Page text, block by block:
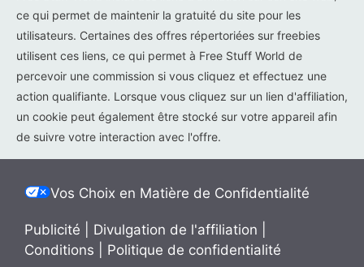
ce qui permet de maintenir la gratuité du site pour les
utilisateurs. Certaines des offres répertoriées sur freebies
utilisent ces liens, ce qui permet à Free Stuff World de
percevoir une commission si vous cliquez et effectuez une
action qualifiante. Lorsque vous cliquez sur un lien d'affiliation,
un cookie peut également être stocké sur votre appareil afin
de suivre votre interaction avec l'offre.
Vos Choix en Matière de Confidentialité
Publicité Divulgation de l'affiliation
Conditions
Politique de confidentialité